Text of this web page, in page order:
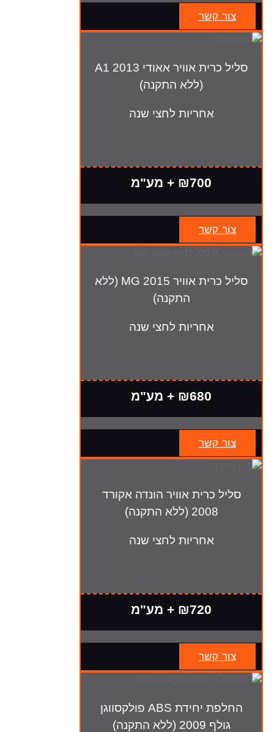
צור קשר
סליל כרית אוויר אאודי A1 2013
(ללא התקנה)
אחריות לחצי שנה
₪700 + מע"מ
צור קשר
סליל כרית אוויר MG 2015 (ללא
התקנה)
אחריות לחצי שנה
₪680 + מע"מ
צור קשר
סליל כרית אוויר הונדה אקורד
2008 (ללא התקנה)
אחריות לחצי שנה
₪720 + מע"מ
צור קשר
החלפת יחידת ABS פולקסווגן
גולף 2009 (ללא התקנה)